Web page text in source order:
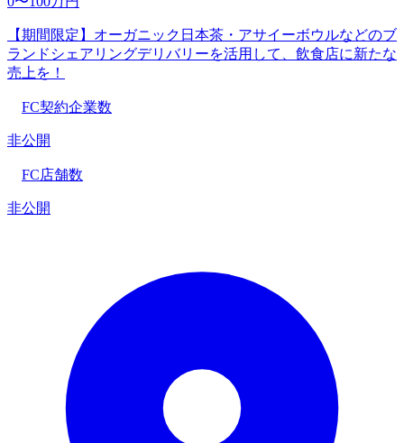
【期間限定】オーガニック日本茶・アサイーボウルなどのブ
ランドシェアリングデリバリーを活用して、飲食店に新たな
売上を！
FC契約企業数
非公開
FC店舗数
非公開